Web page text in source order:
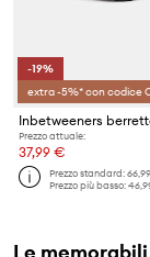
-19%
extra -5%* con codice
Prezzo attuale:
37,99 €
Prezzo standard:
Prezzo più basso:
Le